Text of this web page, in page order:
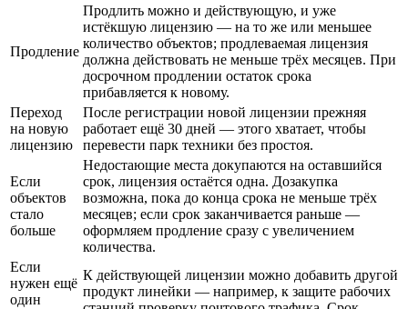
Продление
Продлить можно и действующую, и уже
истёкшую лицензию — на то же или меньшее
количество объектов; продлеваемая лицензия
должна действовать не меньше трёх месяцев. При
досрочном продлении остаток срока
прибавляется к новому.
Переход
на новую
лицензию
После регистрации новой лицензии прежняя
работает ещё 30 дней — этого хватает, чтобы
перевести парк техники без простоя.
Если
объектов
стало
больше
Недостающие места докупаются на оставшийся
срок, лицензия остаётся одна. Дозакупка
возможна, пока до конца срока не меньше трёх
месяцев; если срок заканчивается раньше —
оформляем продление сразу с увеличением
количества.
Если
нужен ещё
один
К действующей лицензии можно добавить другой
продукт линейки — например, к защите рабочих